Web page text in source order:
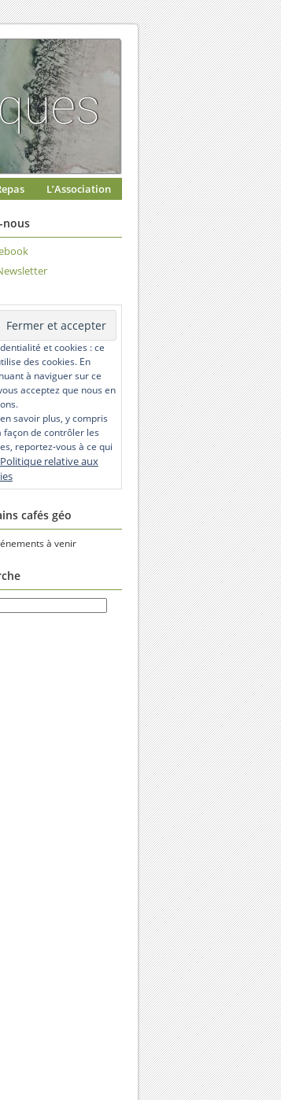
L’Association
nous
et cookies : ce
des cookies. En
à naviguer sur ce
acceptez que nous en
savoir plus, y compris
façon de contrôler les
reportez-vous à ce qui
Politique relative aux
cafés géo
à venir